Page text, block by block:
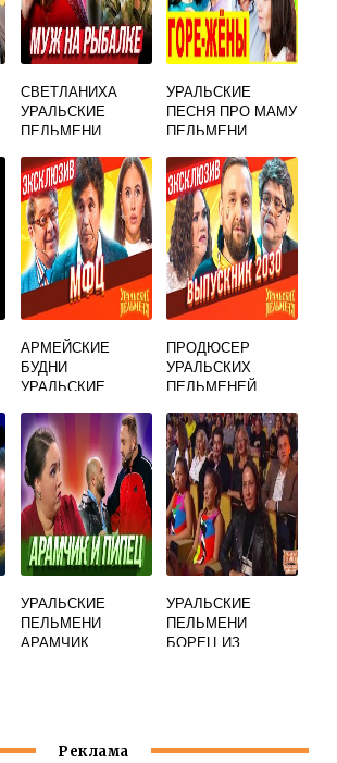
СВЕТЛАНИХА
УРАЛЬСКИЕ
ПЕЛЬМЕНИ
УРАЛЬСКИЕ
ПЕСНЯ ПРО МАМУ
ПЕЛЬМЕНИ
АРМЕЙСКИЕ
БУДНИ
УРАЛЬСКИЕ
ПРОДЮСЕР
УРАЛЬСКИХ
ПЕЛЬМЕНЕЙ
УРАЛЬСКИЕ
ПЕЛЬМЕНИ
АРАМЧИК
УРАЛЬСКИЕ
ПЕЛЬМЕНИ
БОРЕЦ ИЗ
Реклама